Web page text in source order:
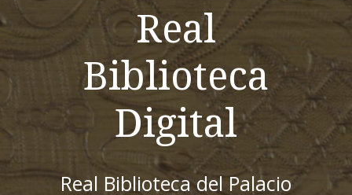
Real
Biblioteca
Digital
Real Biblioteca del Palacio